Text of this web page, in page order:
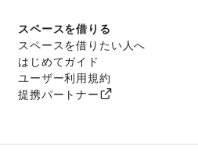
スペースを借りる
スペースを借りたい人へ
はじめてガイド
ユーザー利用規約
提携パートナー